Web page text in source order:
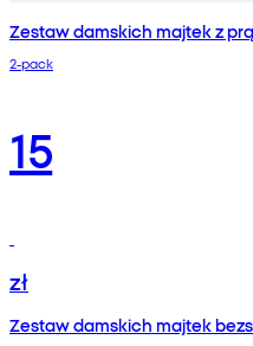
Zestaw damskich majtek z
2-pack
15
zł
Zestaw damskich majtek